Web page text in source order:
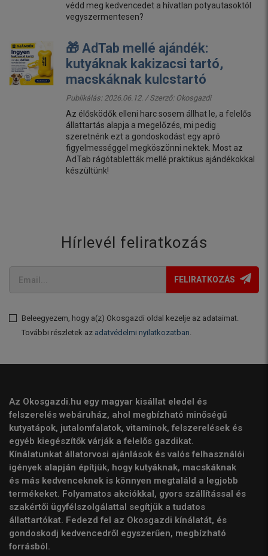
védd meg kedvencedet a hívatlan potyautasoktól
vegyszermentesen?
🎁 AdTab mellé ajándék:
kutyáknak kakizacsi tartó,
macskáknak kulcstartó
Publikálás: 2026.06.12. / Szerző: Okosgazdi
Az élősködők elleni harc sosem állhat le, a felelős
állattartás alapja a megelőzés, mi pedig
szeretnénk ezt a gondoskodást egy apró
figyelmességgel megköszönni nektek. Most az
AdTab rágótabletták mellé praktikus ajándékokkal
készültünk!
Hírlevél feliratkozás
FELIRATKOZÁS
Beleegyezem, hogy a(z) Okosgazdi oldal kezelje az adataimat.
További részletek az adatvédelmi nyilatkozatban.
Az Okosgazdi.hu egy magyar kisállat eledel és
felszerelés webáruház, ahol megbízható minőségű
kutyatápok, jutalomfalatok, vitaminok, felszerelések és
egyéb kiegészítők várják a felelős gazdikat.
Kínálatunkat állatorvosi ajánlások és valós felhasználói
igények alapján építjük, hogy kutyáknak, macskáknak
és más kedvenceknek is könnyen megtaláld a legjobb
termékeket. Folyamatos akciókkal, gyors szállítással és
szakértői ügyfélszolgálattal segítjük a tudatos
állattartókat. Fedezd fel az Okosgazdi kínálatát, és
gondoskodj kedvencedről egyszerűen, megbízható
forrásból.